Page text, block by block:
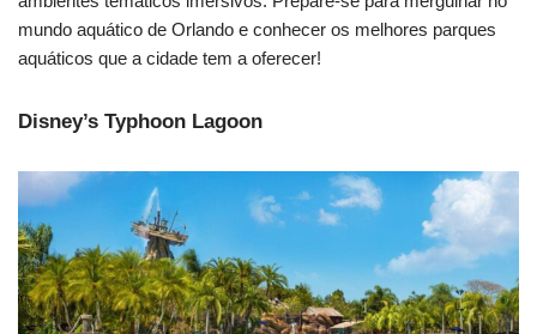
mundo aquático de Orlando e conhecer os melhores parques
aquáticos que a cidade tem a oferecer!
Disney’s Typhoon Lagoon